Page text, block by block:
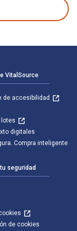
VitalSource
de accesibilidad
lotes
digitales
Compra inteligente
seguridad
de cookies